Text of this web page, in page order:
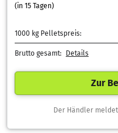
(in 15 Tagen)
1000 kg Pelletspreis:
Brutto gesamt: Details
Zur
Der Händler